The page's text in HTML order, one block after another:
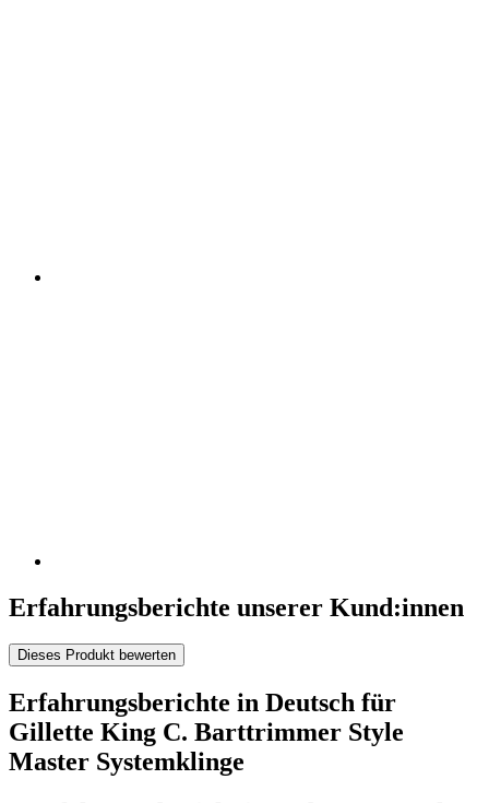
Erfahrungsberichte unserer Kund:innen
Dieses Produkt bewerten
Erfahrungsberichte in Deutsch für
Gillette King C. Barttrimmer Style
Master Systemklinge